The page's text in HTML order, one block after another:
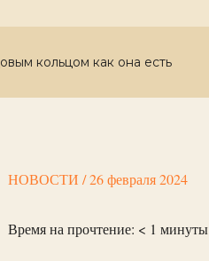
кольцом как она есть
НОВОСТИ /26 февраля 2024
Время на прочтение: < 1 минуты